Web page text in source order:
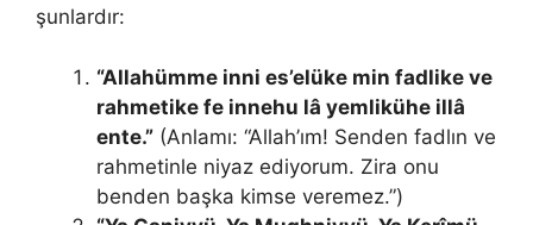
şunlardır:
“Allahümme inni es’elüke min fadlike ve
rahmetike fe innehu lâ yemlikühe illâ
ente.” (Anlamı: “Allah’ım! Senden fadlın ve
rahmetinle niyaz ediyorum. Zira onu
benden başka kimse veremez.”)